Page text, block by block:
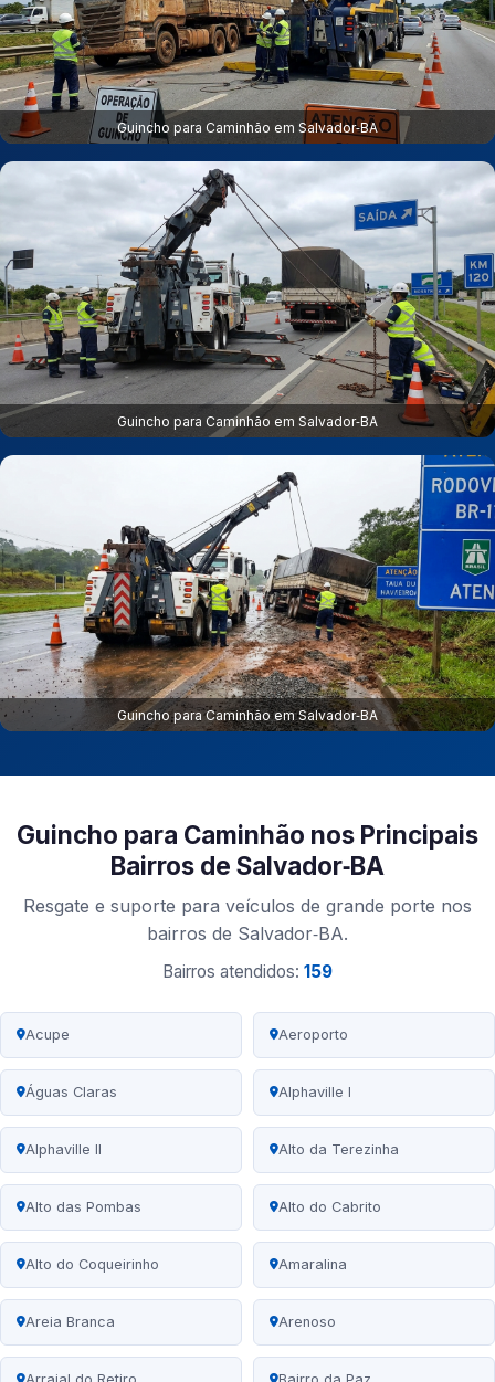
Guincho para Caminhão em Salvador‑BA
Guincho para Caminhão em Salvador‑BA
Guincho para Caminhão em Salvador‑BA
Guincho para Caminhão nos Principais
Bairros de Salvador‑BA
Resgate e suporte para veículos de grande porte nos
bairros de Salvador‑BA.
Bairros atendidos: 159
Acupe Aeroporto
Águas Claras Alphaville I
Alphaville II Alto da Terezinha
Alto das Pombas Alto do Cabrito
Alto do Coqueirinho Amaralina
Areia Branca Arenoso